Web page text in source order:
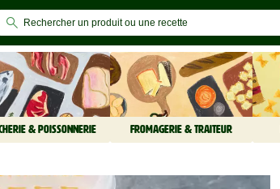
& POISSONNERIE FROMAGERIE & TRAITEUR